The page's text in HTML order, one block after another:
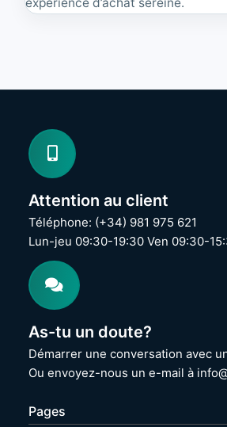
Attention au client
Téléphone: (+34) 981 975 621
Lun-jeu 09:30-19:30 Ven 09:30-
As-tu un doute?
Démarrer une conversation avec
Ou envoyez-nous un e-mail à
Pages